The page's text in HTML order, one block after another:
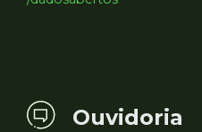
Ouvidoria